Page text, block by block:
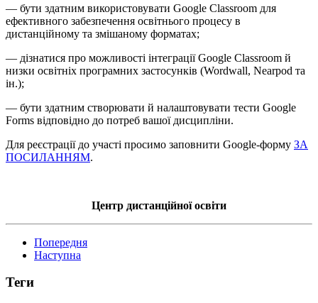
— бути здатним використовувати Google Classroom для
ефективного забезпечення освітнього процесу в
дистанційному та змішаному форматах;
— дізнатися про можливості інтеграції Google Classroom й
низки освітніх програмних застосунків (Wordwall, Nearpod та
ін.);
— бути здатним створювати й налаштовувати тести Google
Forms відповідно до потреб вашої дисципліни.
Для реєстрації до участі просимо заповнити Google-форму ЗА
ПОСИЛАННЯМ.
Центр дистанційної освіти
Попередня
Наступна
Теги